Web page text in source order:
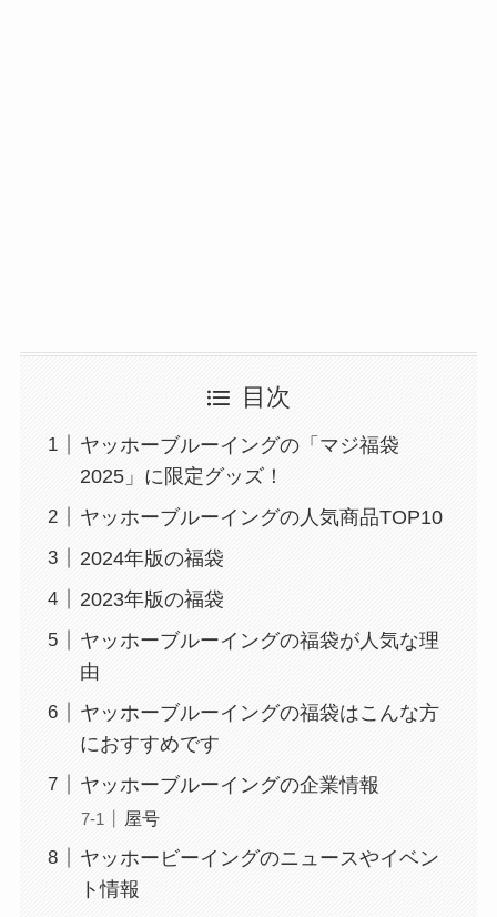
目次
ヤッホーブルーイングの「マジ福袋
2025」に限定グッズ！
ヤッホーブルーイングの人気商品TOP10
2024年版の福袋
2023年版の福袋
ヤッホーブルーイングの福袋が人気な理
由
ヤッホーブルーイングの福袋はこんな方
におすすめです
ヤッホーブルーイングの企業情報
屋号
ヤッホービーイングのニュースやイベン
ト情報